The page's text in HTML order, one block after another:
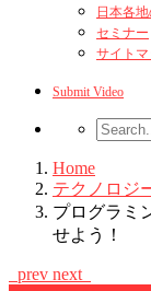
日本各
セミナー
サイト
Submit Video
Home
テクノロジ
プログラミ
せよう！
prev next